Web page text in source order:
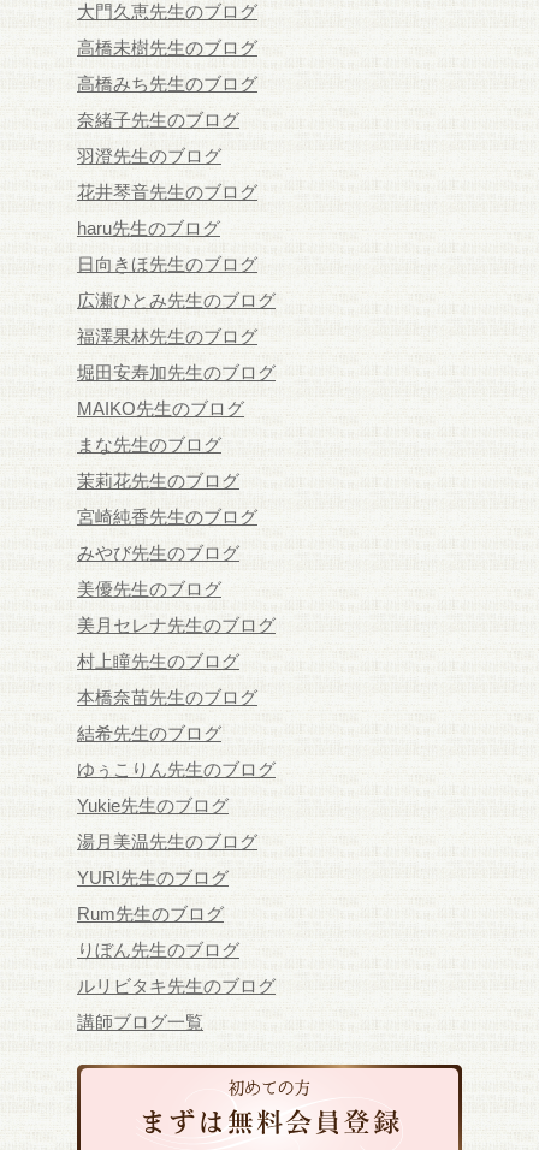
大門久恵先生のブログ
高橋未樹先生のブログ
高橋みち先生のブログ
奈緒子先生のブログ
羽澄先生のブログ
花井琴音先生のブログ
haru先生のブログ
日向きほ先生のブログ
広瀬ひとみ先生のブログ
福澤果林先生のブログ
堀田安寿加先生のブログ
MAIKO先生のブログ
まな先生のブログ
茉莉花先生のブログ
宮崎純香先生のブログ
みやび先生のブログ
美優先生のブログ
美月セレナ先生のブログ
村上瞳先生のブログ
本橋奈苗先生のブログ
結希先生のブログ
ゆぅこりん先生のブログ
Yukie先生のブログ
湯月美温先生のブログ
YURI先生のブログ
Rum先生のブログ
りぼん先生のブログ
ルリビタキ先生のブログ
講師ブログ一覧